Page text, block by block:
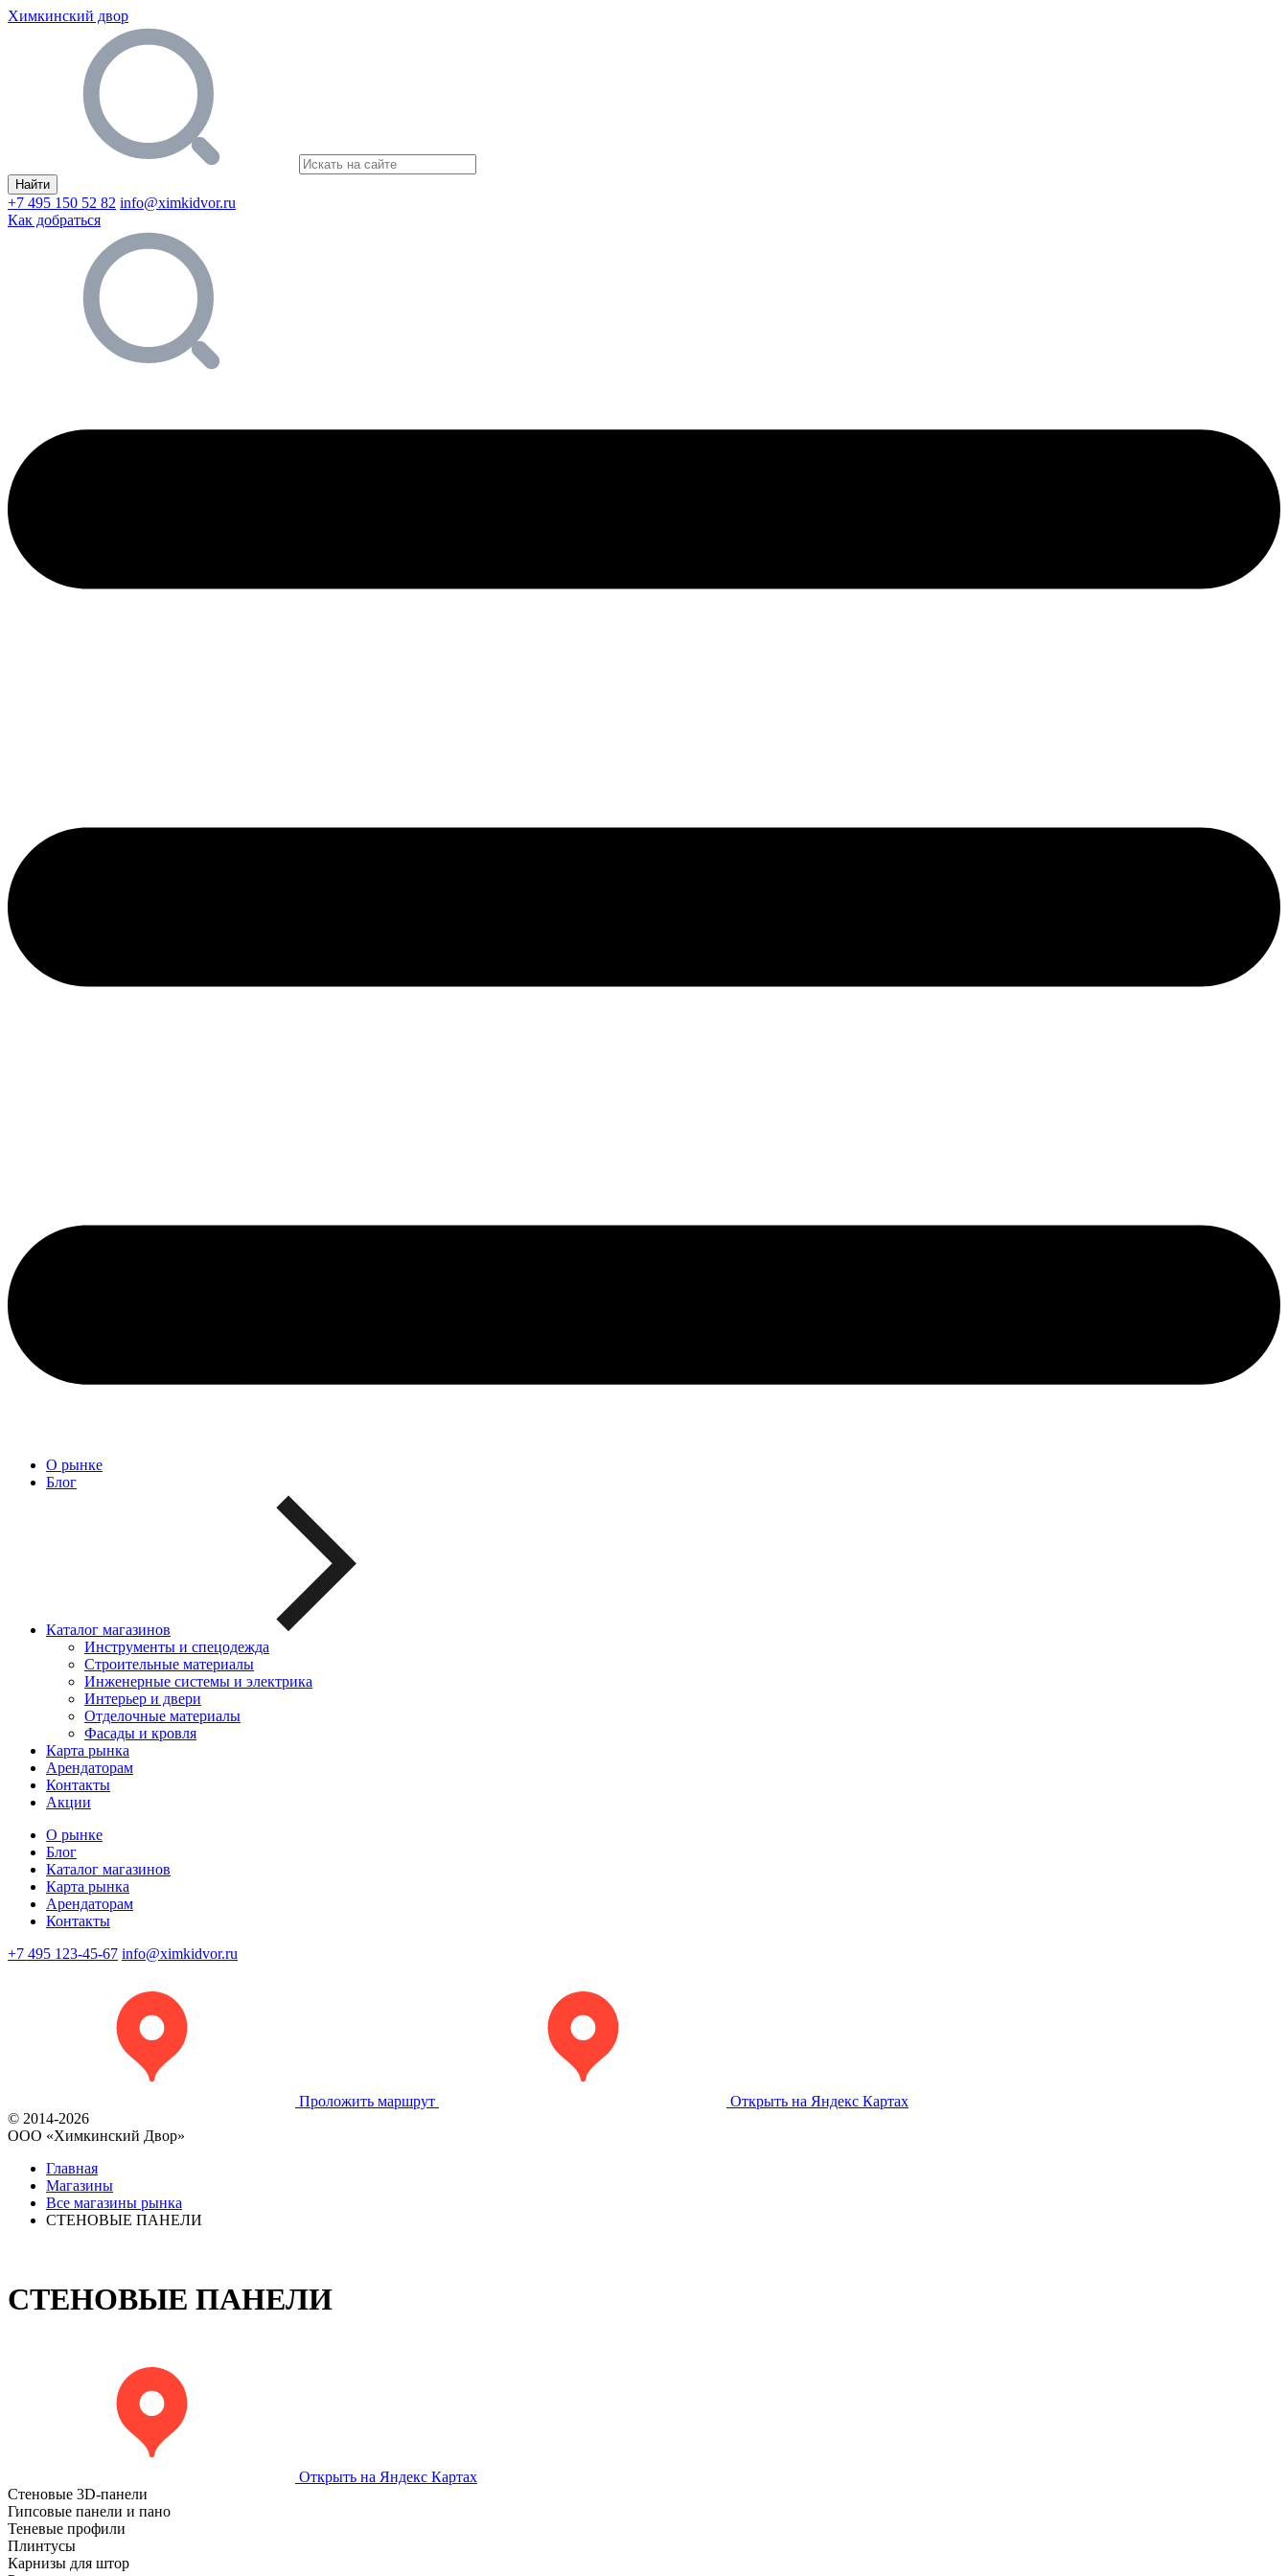
Химкинский двор
Найти
+7 495 150 52 82 info@ximkidvor.ru
Как добраться
О рынке
Блог
Каталог магазинов
Инструменты и спецодежда
Строительные материалы
Инженерные системы и электрика
Интерьер и двери
Отделочные материалы
Фасады и кровля
Карта рынка
Арендаторам
Контакты
Акции
О рынке
Блог
Каталог магазинов
Карта рынка
Арендаторам
Контакты
+7 495 123-45-67 info@ximkidvor.ru
Проложить маршрут
Открыть на Яндекс Картах
© 2014-2026
OOO «Химкинский Двор»
Главная
Магазины
Все магазины рынка
СТЕНОВЫЕ ПАНЕЛИ
СТЕНОВЫЕ ПАНЕЛИ
Открыть на Яндекс Картах
Стеновые 3D-панели
Гипсовые панели и пано
Теневые профили
Плинтусы
Карнизы для штор